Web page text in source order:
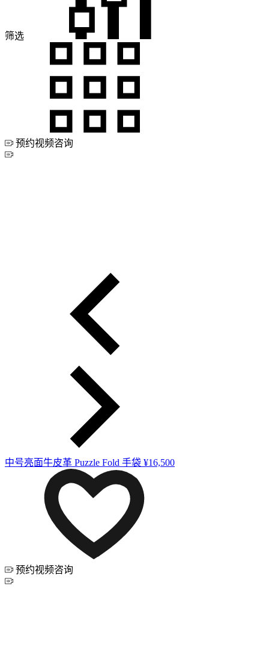
筛选
预约视频咨询
中号亮面牛皮革 Puzzle Fold 手袋 ¥16,500
预约视频咨询